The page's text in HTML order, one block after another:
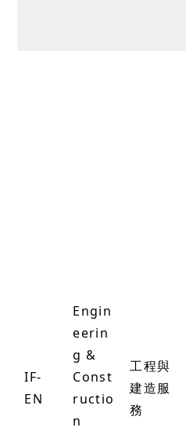
IF-
EN
Engin
eerin
g &
Const
ructio
n
工程與
建造服
務